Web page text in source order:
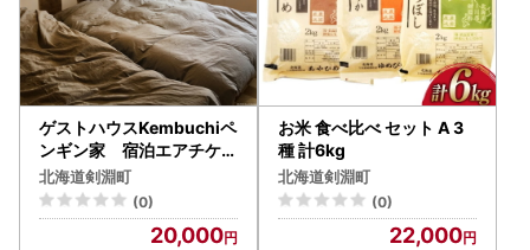
ゲストハウスKembuchiペ
ンギン家 宿泊エアチケッ
ト (1名様分)
北海道剣淵町
(0)
20,000
お米 食べ比べ セット A 3
種 計6kg
北海道剣淵町
(0)
22,000